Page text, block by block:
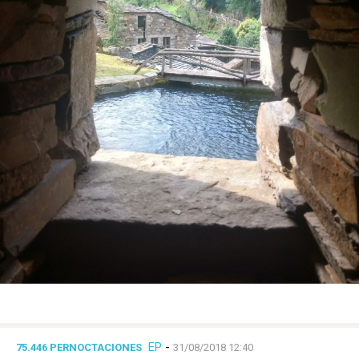
75.446 PERNOCTACIONES EP - 31/08/2018 12:40